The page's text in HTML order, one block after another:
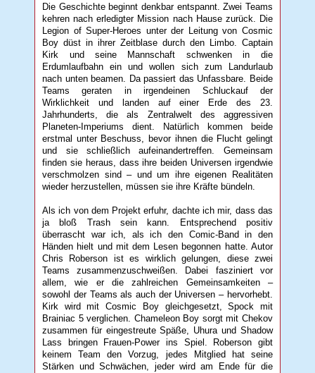
Die Geschichte beginnt denkbar entspannt. Zwei Teams
kehren nach erledigter Mission nach Hause zurück. Die
Legion of Super-Heroes unter der Leitung von Cosmic
Boy düst in ihrer Zeitblase durch den Limbo. Captain
Kirk und seine Mannschaft schwenken in die
Erdumlaufbahn ein und wollen sich zum Landurlaub
nach unten beamen. Da passiert das Unfassbare. Beide
Teams geraten in irgendeinen Schluckauf der
Wirklichkeit und landen auf einer Erde des 23.
Jahrhunderts, die als Zentralwelt des aggressiven
Planeten-Imperiums dient. Natürlich kommen beide
erstmal unter Beschuss, bevor ihnen die Flucht gelingt
und sie schließlich aufeinandertreffen. Gemeinsam
finden sie heraus, dass ihre beiden Universen irgendwie
verschmolzen sind – und um ihre eigenen Realitäten
wieder herzustellen, müssen sie ihre Kräfte bündeln.
Als ich von dem Projekt erfuhr, dachte ich mir, dass das
ja bloß Trash sein kann. Entsprechend positiv
überrascht war ich, als ich den Comic-Band in den
Händen hielt und mit dem Lesen begonnen hatte. Autor
Chris Roberson ist es wirklich gelungen, diese zwei
Teams zusammenzuschweißen. Dabei fasziniert vor
allem, wie er die zahlreichen Gemeinsamkeiten –
sowohl der Teams als auch der Universen – hervorhebt.
Kirk wird mit Cosmic Boy gleichgesetzt, Spock mit
Brainiac 5 verglichen. Chameleon Boy sorgt mit Chekov
zusammen für eingestreute Späße, Uhura und Shadow
Lass bringen Frauen-Power ins Spiel. Roberson gibt
keinem Team den Vorzug, jedes Mitglied hat seine
Stärken und Schwächen, jeder wird am Ende für die